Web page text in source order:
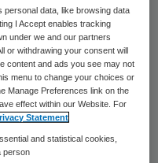
staan. Onder
Uit
te
te
op geleide
data, like browsing data
I Accept enables tracking
under we and our partners
or withdrawing your consent will
content and ads you see may not
menu to change your choices or
Manage Preferences link on the
effect within our Website. For
Statement
and statistical cookies,
person